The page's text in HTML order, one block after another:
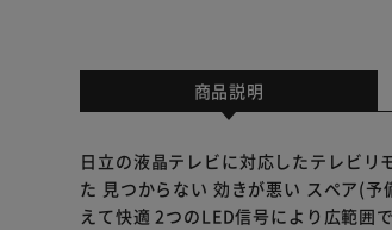
商品説明
日立の液晶テレビに対応したテレビリ
た 見つからない 効きが悪い スペア(予
えて快適 2つのLED信号により広範囲